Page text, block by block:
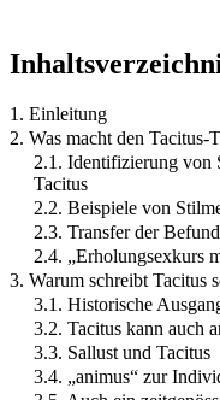
1. Einleitung
2. Was macht den Tacitus-
2.1. Identifizierung von
Tacitus
2.2. Beispiele von
2.3. Transfer der
2.4. „Erholungsexkurs
3. Warum schreibt Tacitus
3.1. Historische
3.2. Tacitus kann auch
3.3. Sallust und Tacitus
3.4. „animus“ zur